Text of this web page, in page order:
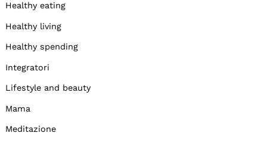
Healthy eating
Healthy living
Healthy spending
Integratori
Lifestyle and beauty
Mama
Meditazione